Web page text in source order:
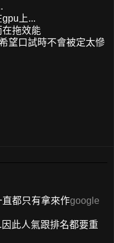
上...
拖效能
望口試時不會被定太慘
都只有拿來作google
此人氣跟排名都要重